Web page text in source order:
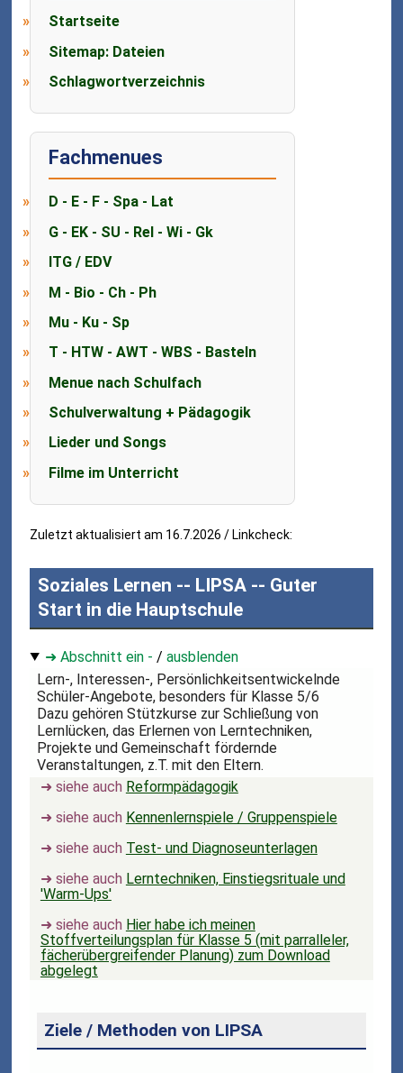
Startseite
Sitemap: Dateien
Schlagwortverzeichnis
Fachmenues
D - E - F - Spa - Lat
G - EK - SU - Rel - Wi - Gk
ITG / EDV
M - Bio - Ch - Ph
Mu - Ku - Sp
T - HTW - AWT - WBS - Basteln
Menue nach Schulfach
Schulverwaltung + Pädagogik
Lieder und Songs
Filme im Unterricht
Zuletzt aktualisiert am 16.7.2026 / Linkcheck:
Soziales Lernen -- LIPSA -- Guter
Start in die Hauptschule
➜ Abschnitt ein - /ausblenden
Lern-, Interessen-, Persönlichkeitsentwickelnde
Schüler-Angebote, besonders für Klasse 5/6
Dazu gehören Stützkurse zur Schließung von
Lernlücken, das Erlernen von Lerntechniken,
Projekte und Gemeinschaft fördernde
Veranstaltungen, z.T. mit den Eltern.
➜ siehe auch Reformpädagogik
➜ siehe auch Kennenlernspiele / Gruppenspiele
➜ siehe auch Test- und Diagnoseunterlagen
➜ siehe auch Lerntechniken, Einstiegsrituale und
'Warm-Ups'
➜ siehe auch Hier habe ich meinen
Stoffverteilungsplan für Klasse 5 (mit parralleler,
fächerübergreifender Planung) zum Download
abgelegt
Ziele / Methoden von LIPSA